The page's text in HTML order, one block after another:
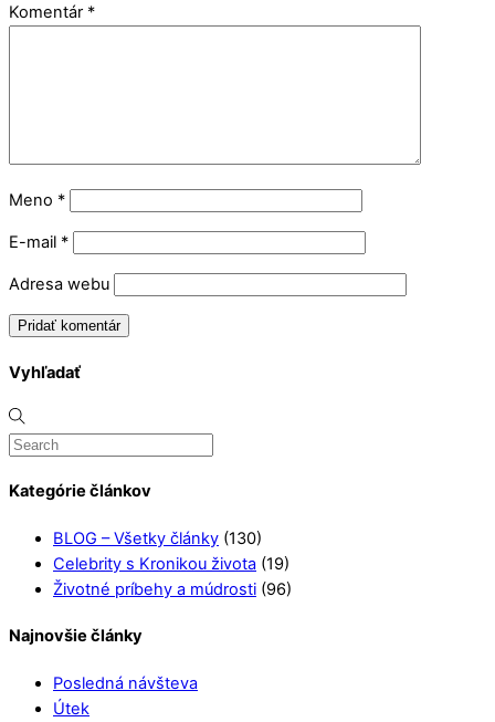
Komentár *
Meno *
E-mail *
Adresa webu
Vyhľadať
Kategórie článkov
BLOG – Všetky články (130)
Celebrity s Kronikou života (19)
Životné príbehy a múdrosti (96)
Najnovšie články
Posledná návšteva
Útek